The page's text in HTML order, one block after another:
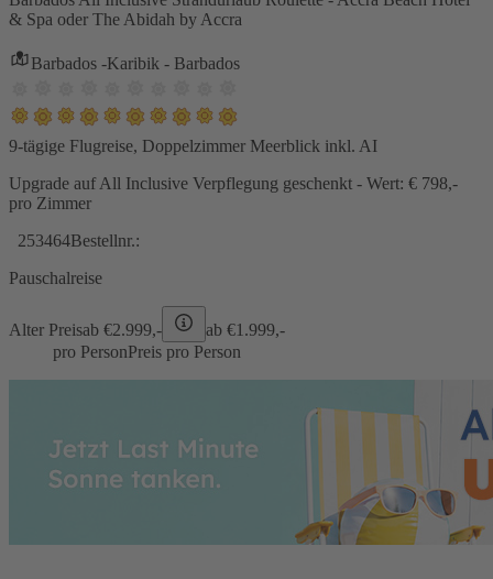
& Spa oder The Abidah by Accra
Barbados -Karibik - Barbados
9-tägige Flugreise, Doppelzimmer Meerblick inkl. AI
Upgrade auf All Inclusive Verpflegung geschenkt - Wert: € 798,-
pro Zimmer
253464Bestellnr.:
Pauschalreise
Alter Preisab €2.999,- ab €1.999,-
pro PersonPreis pro Person